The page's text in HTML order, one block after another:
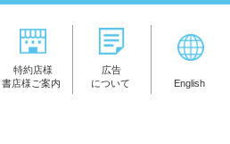
特約店様
書店様ご案内
広告
について
English